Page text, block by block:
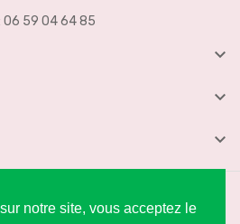
notre site, vous acceptez le
06 59 04 64 85


